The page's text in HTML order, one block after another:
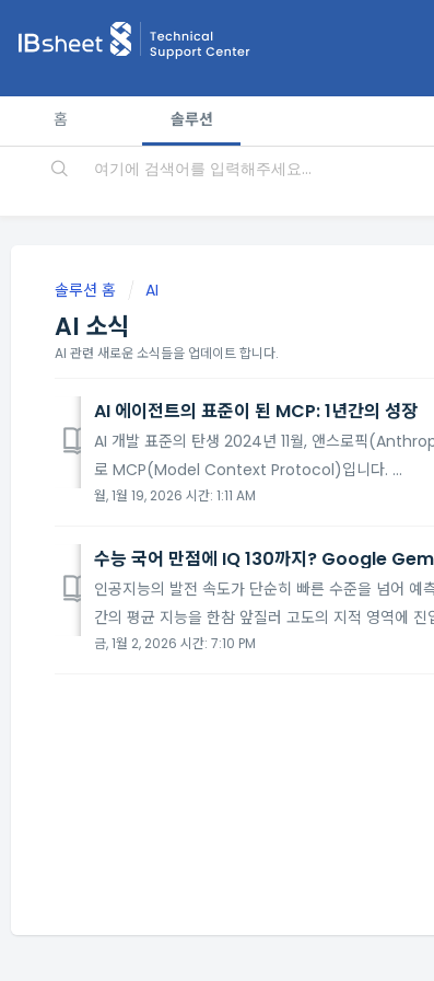
홈 솔루션
솔루션 홈 AI
AI 소식
AI 관련 새로운 소식들을 업데이트 합니다.
AI 에이전트의 표준이 된 MCP: 1년간의 성장
AI 개발 표준의 탄생 2024년 11월, 앤스로픽
로 MCP(Model Context Protocol)입니다. ...
월, 1월 19, 2026 시간: 1:11 AM
수능 국어 만점에 IQ 130까지? Google
인공지능의 발전 속도가 단순히 빠른 수준을 넘어
간의 평균 지능을 한참 앞질러 고도의 지적 영역에 진
금, 1월 2, 2026 시간: 7:10 PM